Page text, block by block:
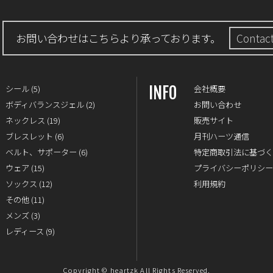
お問い合わせはこちらより承っております。
シール (5)
ボディバランスジェル (2)
ネックレス (19)
ブレスレット (6)
ベルト、サポーター (6)
ウェア (15)
ソックス (12)
その他 (11)
メンズ (3)
レディース (9)
INFO
会社概要
お問い合わせ
販売サイト
月刊ハーツ通信
特定商取引法に基づ
プライバシーポリシー
利用規約
Copyright © heartzk All Rights Reserved.